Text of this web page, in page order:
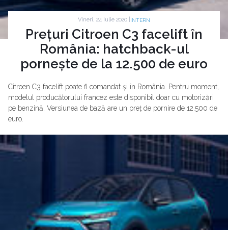
Vineri, 24 Iulie 2020 | INTERN
Prețuri Citroen C3 facelift în
România: hatchback-ul
pornește de la 12.500 de euro
Citroen C3 facelift poate fi comandat și în România. Pentru moment,
modelul producătorului francez este disponibil doar cu motorizări
pe benzină. Versiunea de bază are un preț de pornire de 12.500 de
euro.